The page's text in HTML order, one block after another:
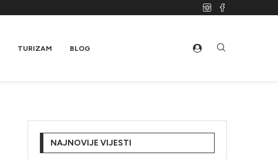
TURIZAM BLOG
NAJNOVIJE VIJESTI